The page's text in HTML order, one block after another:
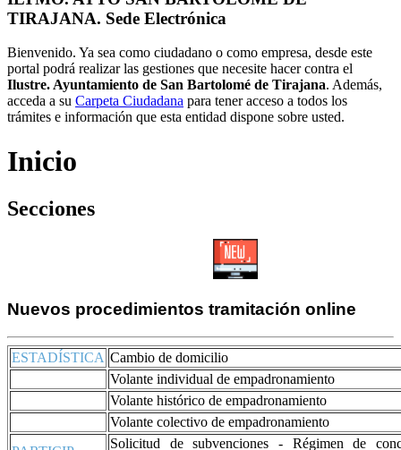
TIRAJANA. Sede Electrónica
Bienvenido. Ya sea como ciudadano o como empresa, desde este
portal podrá realizar las gestiones que necesite hacer contra el
Ilustre. Ayuntamiento de San Bartolomé de Tirajana. Además,
acceda a su Carpeta Ciudadana para tener acceso a todos los
trámites e información que esta entidad dispone sobre usted.
Inicio
Secciones
Nuevos procedimientos tramitación online
ESTADÍSTICA Cambio de domicilio
Volante individual de empadronamiento
Volante histórico de empadronamiento
Volante colectivo de empadronamiento
Solicitud de subvenciones - Régimen de